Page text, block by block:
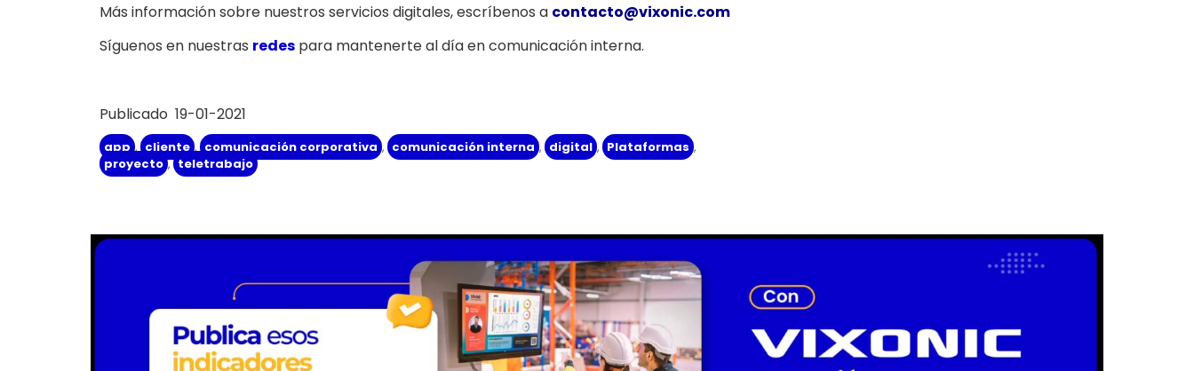
Más información sobre nuestros servicios digitales, escríbenos a contacto@vixonic.com
Síguenos en nuestras redes para mantenerte al día en comunicación interna.
Publicado 19-01-2021
app , cliente , comunicación corporativa , comunicación interna , digital , Plataformas ,
proyecto , teletrabajo